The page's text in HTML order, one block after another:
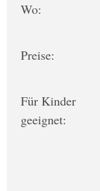
Wo:
Preise:
Für Kinder
geeignet: